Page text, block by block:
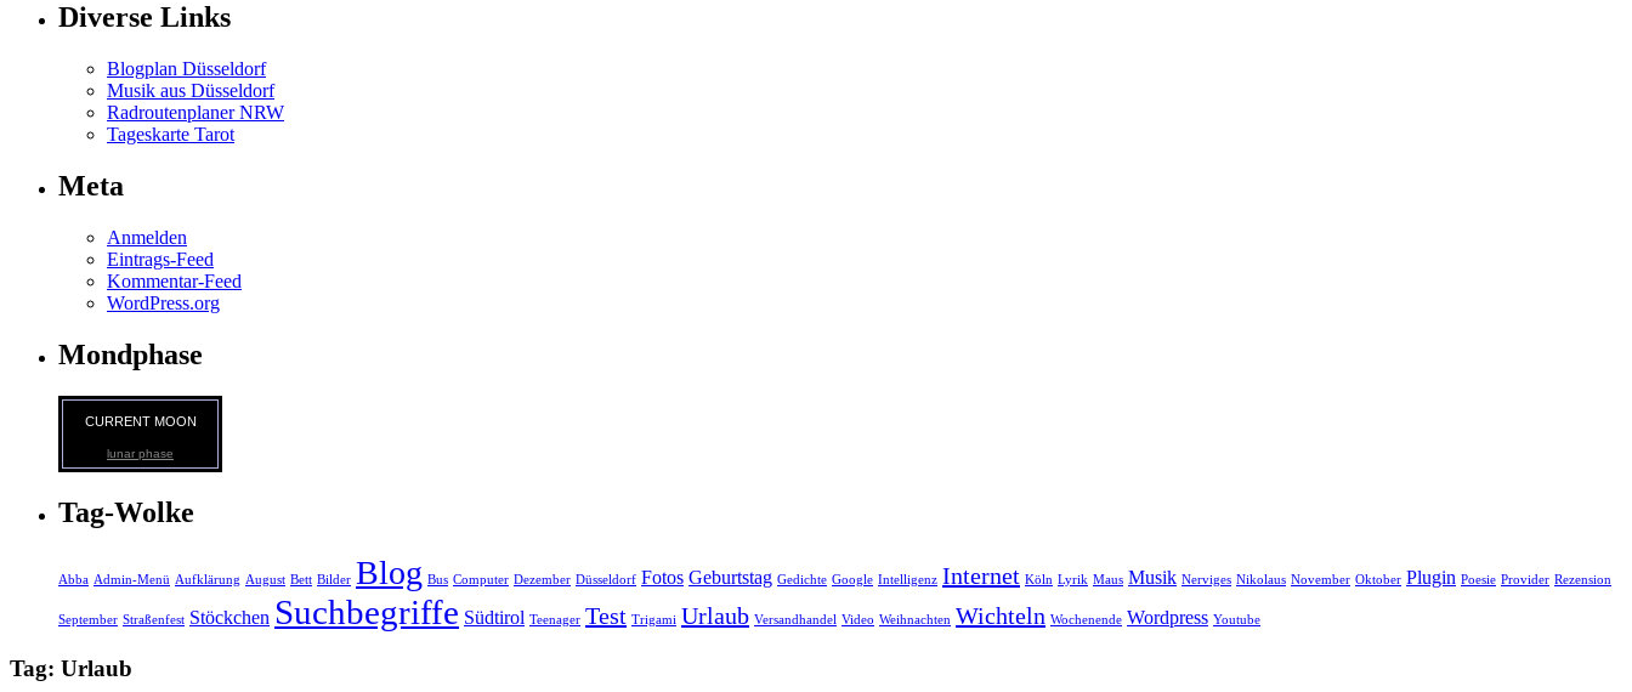
Diverse Links
Blogplan Düsseldorf
Musik aus Düsseldorf
Radroutenplaner NRW
Tageskarte Tarot
Meta
Anmelden
Eintrags-Feed
Kommentar-Feed
WordPress.org
Mondphase
CURRENT MOON
lunar phase
Tag-Wolke
Abba Admin-Menü Aufklärung August Bett Bilder Blog Bus Computer Dezember Düsseldorf Fotos Geburtstag Gedichte Google Intelligenz Internet Köln Lyrik Maus Musik Nerviges Nikolaus November Oktober Plugin Poesie Provider Rezension
September Straßenfest Stöckchen Suchbegriffe Südtirol Teenager Test Trigami Urlaub Versandhandel Video Weihnachten Wichteln Wochenende Wordpress Youtube
Tag: Urlaub